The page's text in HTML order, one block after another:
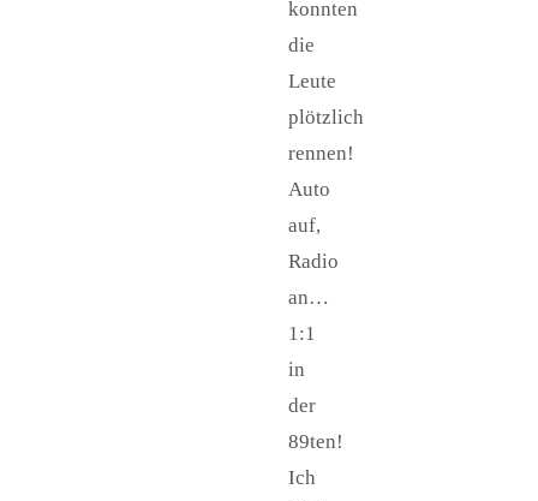
konnten
die
Leute
plötzlich
rennen!
Auto
auf,
Radio
an…
1:1
in
der
89ten!
Ich